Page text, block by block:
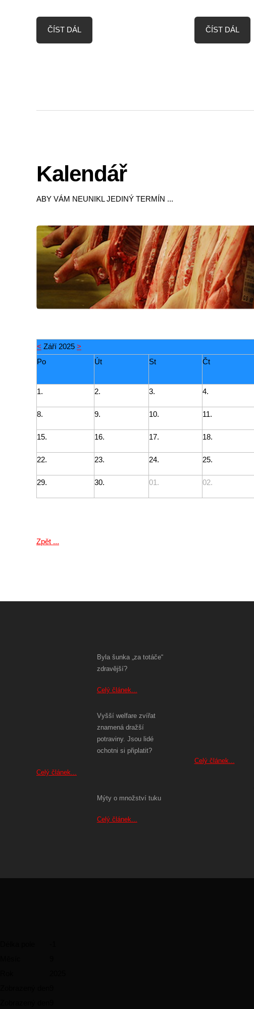
ČÍST DÁL ČÍST DÁL
Kalendář
ABY VÁM NEUNIKL JEDINÝ TERMÍN ...
< Září 2025 >
Po
Út St Čt
1. 2. 3. 4.
8. 9. 10. 11.
15. 16. 17. 18.
22. 23. 24. 25.
29. 30. 01. 02.
Zpět ...
Byla šunka „za totáče“
zdravější?
Celý článek...
Vyšší welfare zvířat
znamená dražší
potraviny. Jsou lidé
ochotni si připlatit?
Celý článek...
Mýty o množství tuku
Celý článek...
Celý článek...